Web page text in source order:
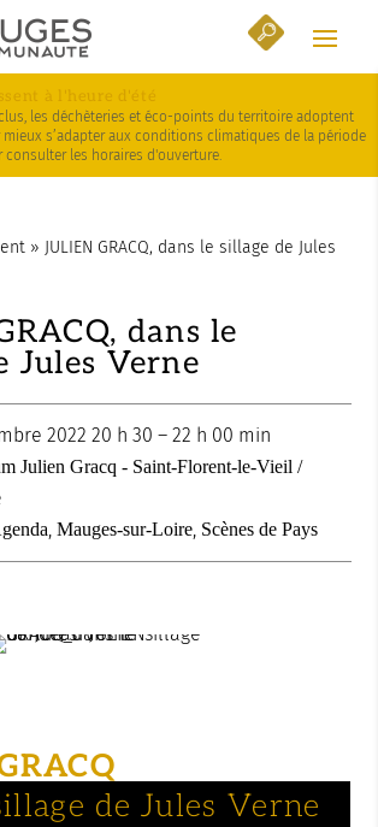
à l'heure d'été
les déchèteries et éco-points du territoire adoptent
mieux s’adapter aux conditions climatiques de la période
consulter les horaires d'ouverture.
» JULIEN GRACQ, dans le sillage de Jules
dans le
Jules Verne
2022 20 h 30 –22 h 00 min
Julien Gracq - Saint-Florent-le-Vieil /
,Mauges-sur-Loire, Scènes de Pays
de Jules Verne